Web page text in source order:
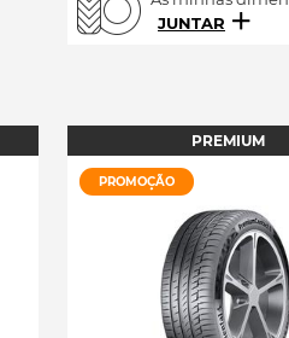
JUNTAR
PREMIUM
PROMOÇÃO